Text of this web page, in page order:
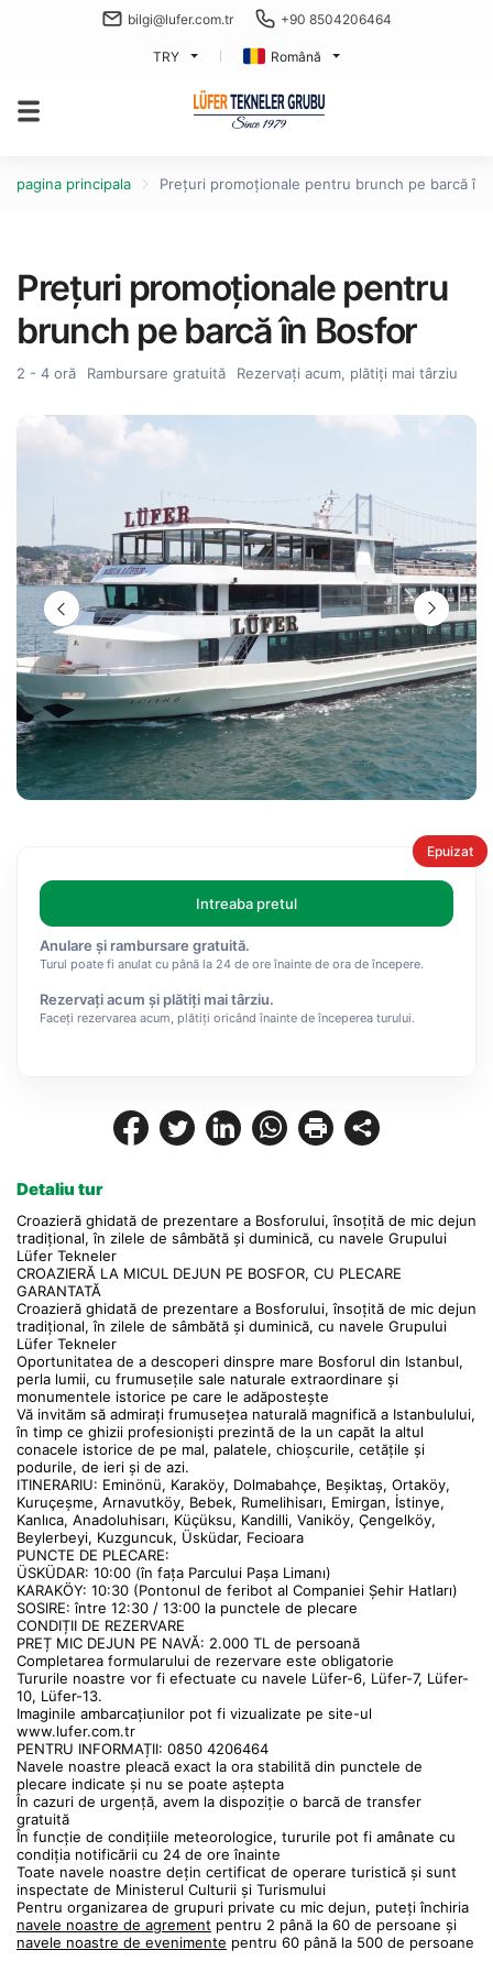
bilgi@lufer.com.tr +90 8504206464
TRY Română
pagina principala Prețuri promoționale pentru brunch pe barcă în
Detaliu tur
Croazieră ghidată de prezentare a Bosforului, însoțită de mic dejun
tradițional, în zilele de sâmbătă și duminică, cu navele Grupului
Lüfer Tekneler
CROAZIERĂ LA MICUL DEJUN PE BOSFOR, CU PLECARE
GARANTATĂ
Croazieră ghidată de prezentare a Bosforului, însoțită de mic dejun
tradițional, în zilele de sâmbătă și duminică, cu navele Grupului
Lüfer Tekneler
Oportunitatea de a descoperi dinspre mare Bosforul din Istanbul,
perla lumii, cu frumusețile sale naturale extraordinare și
monumentele istorice pe care le adăpostește
Vă invităm să admirați frumusețea naturală magnifică a Istanbulului,
în timp ce ghizii profesioniști prezintă de la un capăt la altul
conacele istorice de pe mal, palatele, chioșcurile, cetățile și
podurile, de ieri și de azi.
ITINERARIU: Eminönü, Karaköy, Dolmabahçe, Beşiktaş, Ortaköy,
Kuruçeşme, Arnavutköy, Bebek, Rumelihisarı, Emirgan, İstinye,
Kanlıca, Anadoluhisarı, Küçüksu, Kandilli, Vaniköy, Çengelköy,
Beylerbeyi, Kuzguncuk, Üsküdar, Fecioara
PUNCTE DE PLECARE:
ÜSKÜDAR: 10:00 (în fața Parcului Paşa Limanı)
KARAKÖY: 10:30 (Pontonul de feribot al Companiei Șehir Hatları)
SOSIRE: între 12:30 / 13:00 la punctele de plecare
CONDIȚII DE REZERVARE
PREȚ MIC DEJUN PE NAVĂ: 2.000 TL de persoană
Completarea formularului de rezervare este obligatorie
Tururile noastre vor fi efectuate cu navele Lüfer-6, Lüfer-7, Lüfer-
10, Lüfer-13.
Imaginile ambarcațiunilor pot fi vizualizate pe site-ul
www.lufer.com.tr
PENTRU INFORMAȚII: 0850 4206464
Navele noastre pleacă exact la ora stabilită din punctele de
plecare indicate și nu se poate aștepta
În cazuri de urgență, avem la dispoziție o barcă de transfer
gratuită
În funcție de condițiile meteorologice, tururile pot fi amânate cu
condiția notificării cu 24 de ore înainte
Toate navele noastre dețin certificat de operare turistică și sunt
inspectate de Ministerul Culturii și Turismului
Pentru organizarea de grupuri private cu mic dejun, puteți închiria
navele noastre de agrement pentru 2 până la 60 de persoane și
navele noastre de evenimente pentru 60 până la 500 de persoane
Prețuri promoționale pentru
brunch pe barcă în Bosfor
2 - 4 oră Rambursare gratuită Rezervați acum, plătiți mai târziu
Epuizat
Intreaba pretul
Anulare și rambursare gratuită.
Turul poate fi anulat cu până la 24 de ore înainte de ora de începere.
Rezervați acum și plătiți mai târziu.
Faceți rezervarea acum, plătiți oricând înainte de începerea turului.